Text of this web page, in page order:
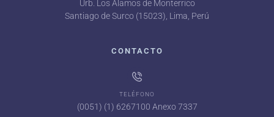
Urb. Los Álamos de Monterrico
Santiago de Surco (15023), Lima, Perú
CONTACTO
TELÉFONO
(0051) (1) 6267100 Anexo 7337